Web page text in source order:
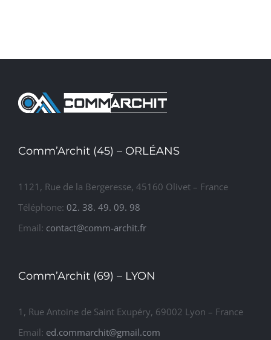
Comm’Archit (45) – ORLÉANS
1121, Rue de la Bergeresse, 45160 Olivet – France
Téléphone: 02. 38. 49. 09. 98
Email: contact@comm-archit.fr
Comm’Archit (69) – LYON
1, Rue Antoine de Saint Exupéry, 69002 Lyon – France
Email: ed.commarchit@gmail.com